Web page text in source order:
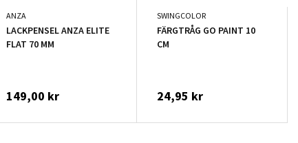
ANZA
LACKPENSEL ANZA ELITE
FLAT 70 MM
149,00 kr
SWINGCOLOR
FÄRGTRÅG GO PAINT 10
CM
24,95 kr